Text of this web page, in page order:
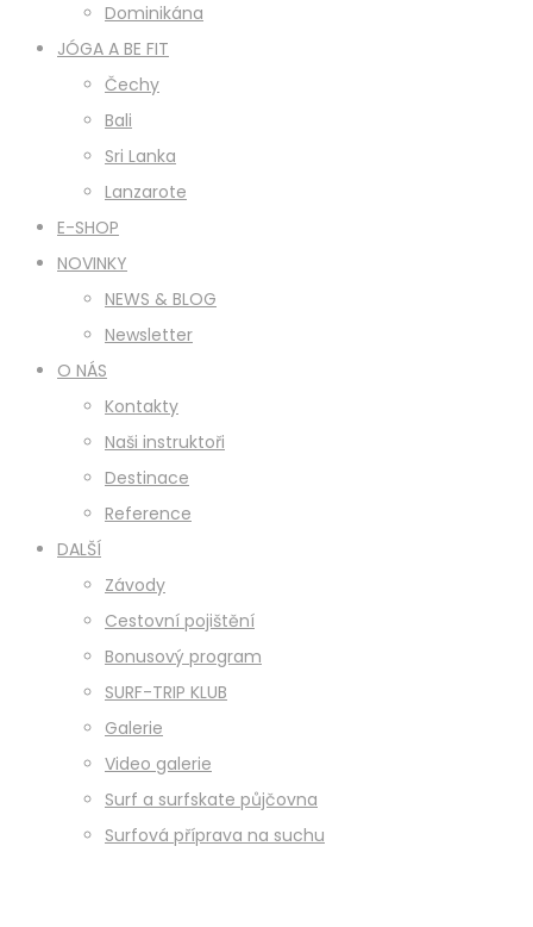
Dominikána
JÓGA A BE FIT
Čechy
Bali
Sri Lanka
Lanzarote
E-SHOP
NOVINKY
NEWS & BLOG
Newsletter
O NÁS
Kontakty
Naši instruktoři
Destinace
Reference
DALŠÍ
Závody
Cestovní pojištění
Bonusový program
SURF-TRIP KLUB
Galerie
Video galerie
Surf a surfskate půjčovna
Surfová příprava na suchu